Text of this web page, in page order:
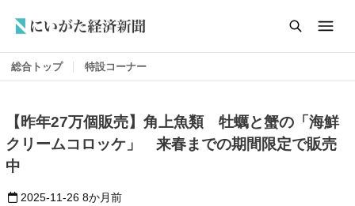
総合トップ 特設コーナー
【昨年27万個販売】角上魚類 牡蠣と蟹の「海鮮
クリームコロッケ」 来春までの期間限定で販売
中
2025-11-26 8か月前